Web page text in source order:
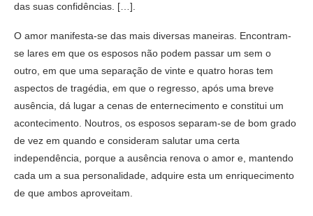
das suas confidências. […].
O amor manifesta-se das mais diversas maneiras. Encontram-
se lares em que os esposos não podem passar um sem o
outro, em que uma separação de vinte e quatro horas tem
aspectos de tragédia, em que o regresso, após uma breve
ausência, dá lugar a cenas de enternecimento e constitui um
acontecimento. Noutros, os esposos separam-se de bom grado
de vez em quando e consideram salutar uma certa
independência, porque a ausência renova o amor e, mantendo
cada um a sua personalidade, adquire esta um enriquecimento
de que ambos aproveitam.